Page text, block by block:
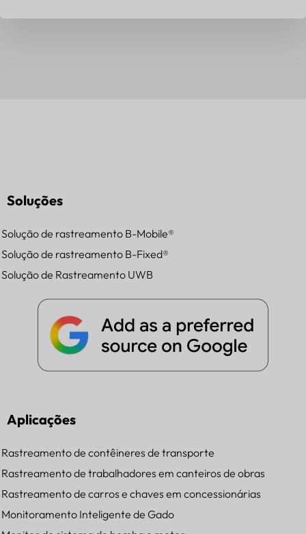
Soluções
Solução de rastreamento B-Mobile®
Solução de rastreamento B-Fixed®
Solução de Rastreamento UWB
Aplicações
Rastreamento de contêineres de transporte
Rastreamento de trabalhadores em canteiros de obras
Rastreamento de carros e chaves em concessionárias
Monitoramento Inteligente de Gado